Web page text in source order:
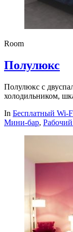
Room
Полулюкс
Полулюкс с
холодильником,
In Бесплатный Wi-
Мини-бар,